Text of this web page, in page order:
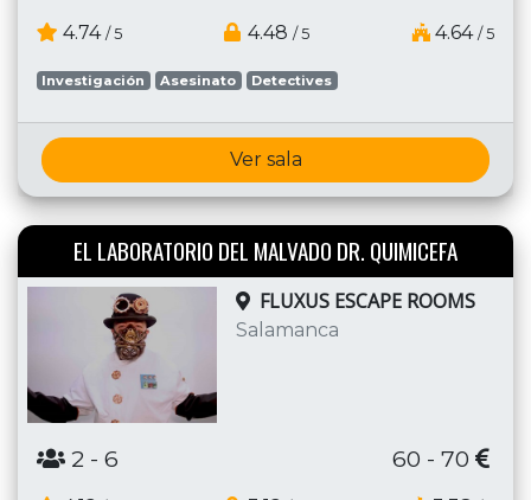
4.74 / 5 4.48 / 5 4.64 / 5
Investigación Asesinato Detectives
Ver sala
EL LABORATORIO DEL MALVADO DR. QUIMICEFA
FLUXUS ESCAPE ROOMS
Salamanca
2 - 6 60 - 70